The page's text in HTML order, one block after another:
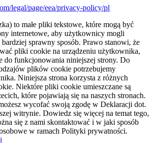
legal/page/eea/privacy-policy/pl
to małe pliki tekstowe, które mogą być
internetowe, aby użytkownicy mogli
sprawny sposób. Prawo stanowi, że
pliki cookie na urządzeniu użytkownika,
do funkcjonowania niniejszej strony. Do
plików cookie potrzebujemy
Niniejsza strona korzysta z różnych
Niektóre pliki cookie umieszczane są
które pojawiają się na naszych stronach.
wycofać swoją zgodę w Deklaracji dot.
witrynie. Dowiedz się więcej na temat tego,
się z nami skontaktować i w jaki sposób
w ramach Polityki prywatności.